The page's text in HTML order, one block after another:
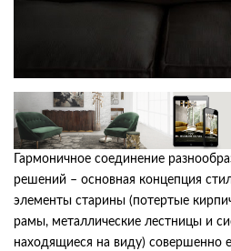
Гармоничное соединение
решений – основная концепция
элементы старины (потертые
рамы, металлические лестницы и
находящиеся на виду) совершенно